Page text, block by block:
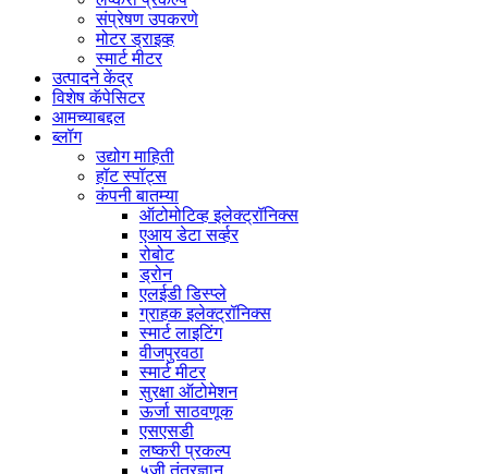
संप्रेषण उपकरणे
मोटर ड्राइव्ह
स्मार्ट मीटर
उत्पादने केंद्र
विशेष कॅपेसिटर
आमच्याबद्दल
ब्लॉग
उद्योग माहिती
हॉट स्पॉट्स
कंपनी बातम्या
ऑटोमोटिव्ह इलेक्ट्रॉनिक्स
एआय डेटा सर्व्हर
रोबोट
ड्रोन
एलईडी डिस्प्ले
ग्राहक इलेक्ट्रॉनिक्स
स्मार्ट लाइटिंग
वीजपुरवठा
स्मार्ट मीटर
सुरक्षा ऑटोमेशन
ऊर्जा साठवणूक
एसएसडी
लष्करी प्रकल्प
५जी तंत्रज्ञान